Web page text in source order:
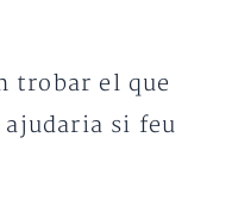
trobar el que
si feu